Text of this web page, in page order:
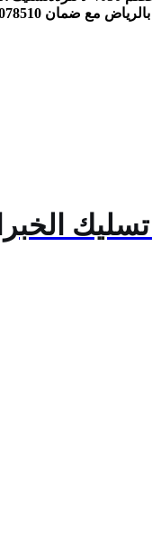
اتصل الآن خصم 50% لا تتردد